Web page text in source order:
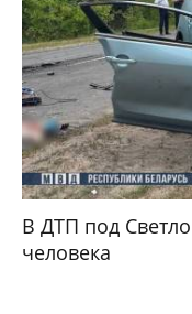
В ДТП под
человека